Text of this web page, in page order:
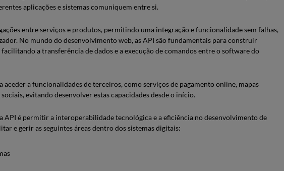
aplicações e sistemas comuniquem entre si.
entre serviços e produtos, permitindo uma integração e funcionalidade sem falhas,
No mundo do desenvolvimento web, as API são fundamentais para construir
a transferência de dados e a execução de comandos entre o software do
a funcionalidades de terceiros, como serviços de pagamento online, mapas
evitando desenvolver estas capacidades desde o início.
API é permitir a interoperabilidade tecnológica e a eficiência no desenvolvimento de
e gerir as seguintes áreas dentro dos sistemas digitais: